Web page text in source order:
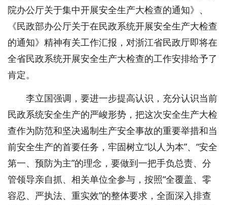
院办公厅关于集中开展安全生产大检查的通知》、
《民政部办公厅关于在民政系统开展安全生产大检查
的通知》精神有关工作汇报，对浙江省民政厅即将在
全省民政系统开展安全生产大检查的工作安排给予了
肯定。
李立国强调，要进一步提高认识，充分认识当前
民政系统安全生产的严峻形势，把这次安全生产大检
查作为防范和坚决遏制生产安全事故的重要举措和当
前安全生产的首要任务，牢固树立“以人为本”、“安全
第一、预防为主”的理念，要做到一把手负总责、分
管领导亲自抓、相关单位全参与，按照“全覆盖、零
容忍、严执法、重实效”的整体要求，全面深入排查